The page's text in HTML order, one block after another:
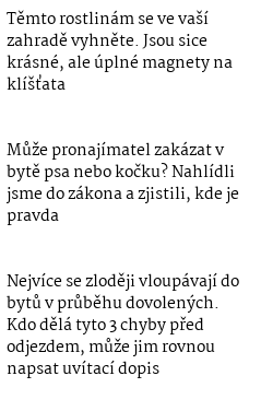
Těmto rostlinám se ve vaší
zahradě vyhněte. Jsou sice
krásné, ale úplné magnety na
klíšťata
Může pronajímatel zakázat v
bytě psa nebo kočku? Nahlídli
jsme do zákona a zjistili, kde je
pravda
Nejvíce se zloději vloupávají do
bytů v průběhu dovolených.
Kdo dělá tyto 3 chyby před
odjezdem, může jim rovnou
napsat uvítací dopis